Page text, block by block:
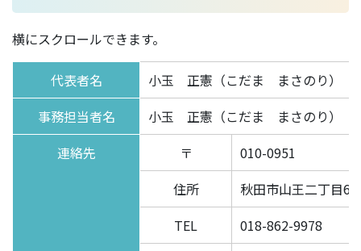
横にスクロールできます。
代表者名
小玉 正憲（こだま まさのり）
事務担当者名
小玉 正憲（こだま まさのり）
連絡先
〒
010-0951
住所
秋田市山王二丁目6-
TEL
018-862-9978